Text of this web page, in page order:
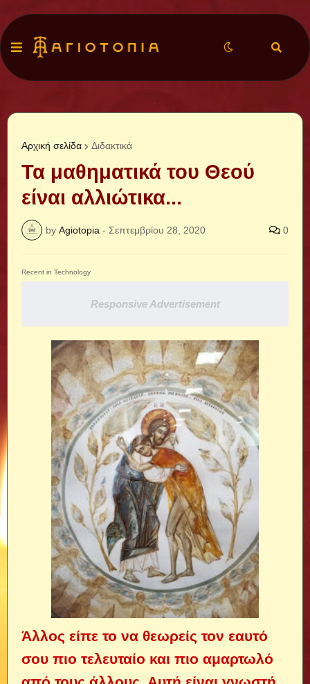
Αρχική σελίδα Διδακτικά
Τα μαθηματικά του Θεού
είναι αλλιώτικα...
by Agiotopia - Σεπτεμβρίου 28, 2020 0
Recent in Technology
Responsive Advertisement
Άλλος είπε το να θεωρείς τον εαυτό
σου πιο τελευταίο και πιο αμαρτωλό